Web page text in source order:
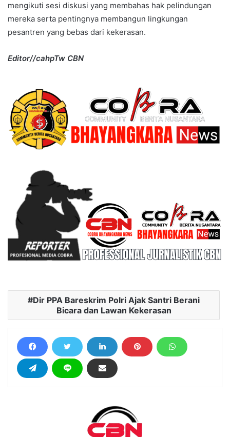
mengikuti sesi diskusi yang membahas hak pelindungan
mereka serta pentingnya membangun lingkungan
pesantren yang bebas dari kekerasan.
Editor//cahpTw CBN
Dir PPA Bareskrim Polri Ajak Santri Berani
Bicara dan Lawan Kekerasan